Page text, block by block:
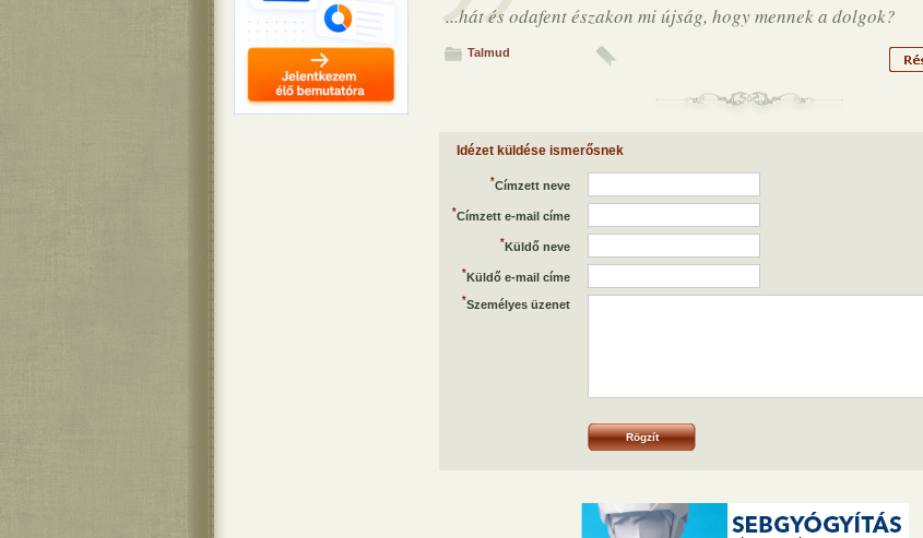
...hát és odafent északon mi újság, hogy mennek a dolgok?
Talmud
Idézet küldése ismerősnek
*Címzett neve
*Címzett e-mail címe
*Küldő neve
*Küldő e-mail címe
*Személyes üzenet
Rögzít